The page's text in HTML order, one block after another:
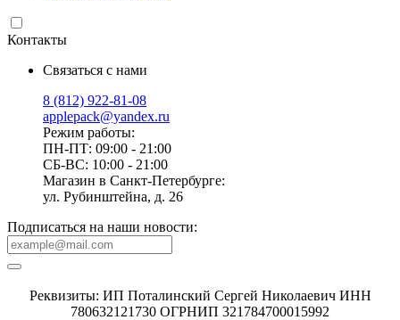
Контакты
Связаться с нами
8 (812) 922-81-08
applepack@yandex.ru
Режим работы:
ПН-ПТ: 09:00 - 21:00
СБ-ВС: 10:00 - 21:00
Магазин в Санкт-Петербурге:
ул. Рубинштейна, д. 26
Подписаться на наши новости:
Реквизиты: ИП Поталинский Сергей Николаевич ИНН
780632121730 ОГРНИП 321784700015992